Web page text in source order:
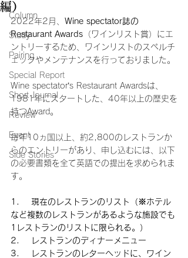
Column
Study
Pairing
Special Report
Short Journal
Review
Event
Side Stories
編）
2022年2月、 Wine spectator誌の
Restaurant Awards （ワインリスト賞）にエ
ントリーするため、ワインリストのスペルチ
ェックやメンテナンスを行っておりました。
Wine spectator’s Restaurant Awardsは、
1981年にスタートした、40年以上の歴史を
持つAward。
毎年10ヵ国以上、約2,800のレストランか
らのエントリーがあり、申し込むには、以下
の必要書類を全て英語での提出を求められま
す。
1.    現在のレストランのリスト（※ホテル
など複数のレストランがあるような施設でも
1レストランのリストに限られる。）
2.    レストランのディナーメニュー
3.    レストランのレターヘッドに、ワイン